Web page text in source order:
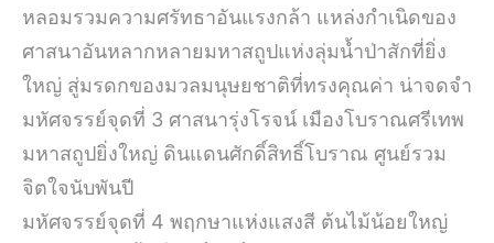
หลอมรวมความศรัทธาอันแรงกล้า แหล่งกำเนิดของ
ศาสนาอันหลากหลายมหาสถูปแห่งลุ่มน้ำป่าสักที่ยิ่ง
ใหญ่ สู่มรดกของมวลมนุษยชาติที่ทรงคุณค่า น่าจดจำ
มหัศจรรย์จุดที่ 3 ศาสนารุ่งโรจน์ เมืองโบราณศรีเทพ
มหาสถูปยิ่งใหญ่ ดินแดนศักดิ์สิทธิ์โบราณ ศูนย์รวม
จิตใจนับพันปี
มหัศจรรย์จุดที่ 4 พฤกษาแห่งแสงสี ต้นไม้น้อยใหญ่